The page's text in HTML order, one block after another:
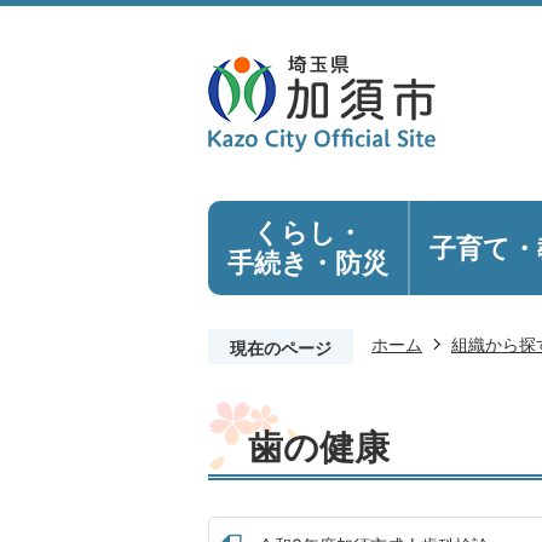
くらし・
手続き ・防災 子育て
現在のページ ホーム 組織から探
歯の健康